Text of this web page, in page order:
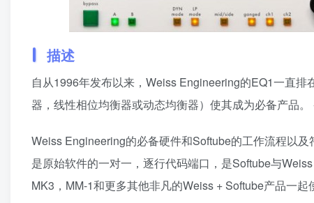
描述
自从1996年发布以来，Weiss Engineering的EQ1一直
器，线性相位均衡器或动态均衡器）使其成为必备产品
Weiss Engineering的必备硬件和Softube的工作流程以
是原始软件的一对一，逐行代码端口，是Softube与
MK3，MM-1和更多其他非凡的Weiss + Softube产品一